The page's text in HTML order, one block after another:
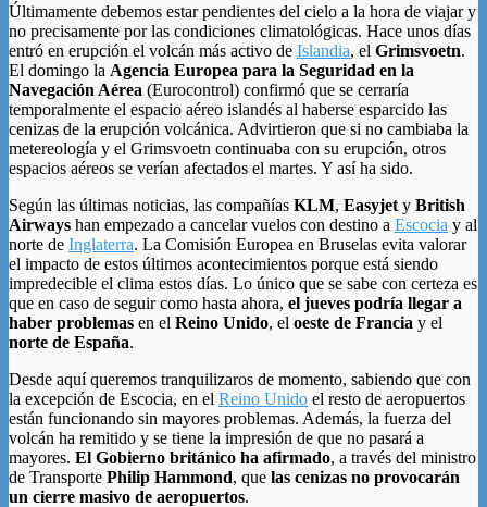
Últimamente debemos estar pendientes del cielo a la hora de viajar y
no precisamente por las condiciones climatológicas. Hace unos días
entró en erupción el volcán más activo de Islandia, el Grimsvoetn.
El domingo la Agencia Europea para la Seguridad en la
Navegación Aérea (Eurocontrol) confirmó que se cerraría
temporalmente el espacio aéreo islandés al haberse esparcido las
cenizas de la erupción volcánica. Advirtieron que si no cambiaba la
metereología y el Grimsvoetn continuaba con su erupción, otros
espacios aéreos se verían afectados el martes. Y así ha sido.
Según las últimas noticias, las compañías KLM, Easyjet y British
Airways han empezado a cancelar vuelos con destino a Escocia y al
norte de Inglaterra. La Comisión Europea en Bruselas evita valorar
el impacto de estos últimos acontecimientos porque está siendo
impredecible el clima estos días. Lo único que se sabe con certeza es
que en caso de seguir como hasta ahora, el jueves podría llegar a
haber problemas en el Reino Unido, el oeste de Francia y el
norte de España.
Desde aquí queremos tranquilizaros de momento, sabiendo que con
la excepción de Escocia, en el Reino Unido el resto de aeropuertos
están funcionando sin mayores problemas. Además, la fuerza del
volcán ha remitido y se tiene la impresión de que no pasará a
mayores. El Gobierno británico ha afirmado, a través del ministro
de Transporte Philip Hammond, que las cenizas no provocarán
un cierre masivo de aeropuertos.